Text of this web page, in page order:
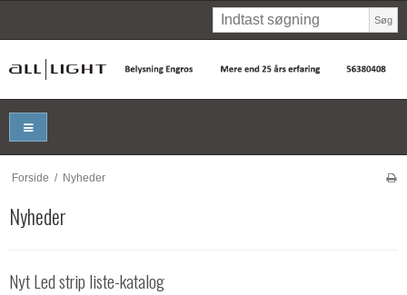
Søg
Forside / Nyheder
Nyheder
Nyt Led strip liste-katalog